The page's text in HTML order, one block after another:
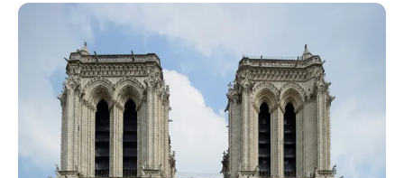
FEEL GOOD
FAITS DIVERS
TRANSPORTS